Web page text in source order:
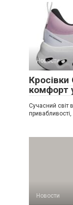
Новости
Кросівки
комфорт
Сучасний світ
привабливості,
Новости